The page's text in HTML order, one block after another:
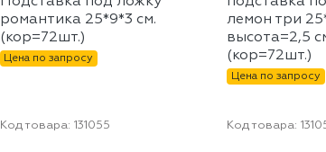
романтика 25*9*3 см.
(кор=72шт.)
Цена по запросу
лемон три
высота=2,5
(кор=72шт.)
Цена по запросу
Код товара: 131055 Код товара: